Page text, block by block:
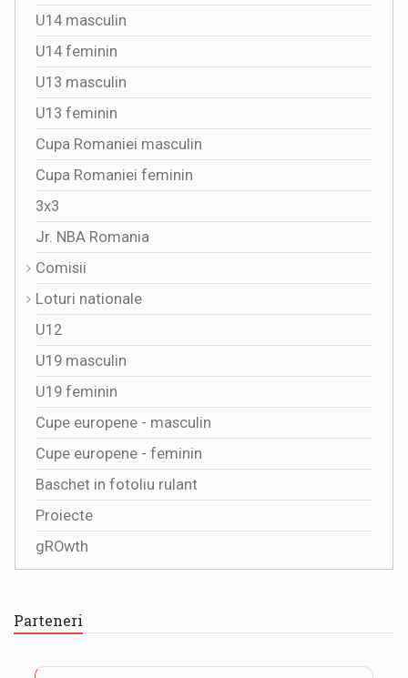
U14 masculin
U14 feminin
U13 masculin
U13 feminin
Cupa Romaniei masculin
Cupa Romaniei feminin
3x3
Jr. NBA Romania
Comisii
Loturi nationale
U12
U19 masculin
U19 feminin
Cupe europene - masculin
Cupe europene - feminin
Baschet in fotoliu rulant
Proiecte
gROwth
Parteneri